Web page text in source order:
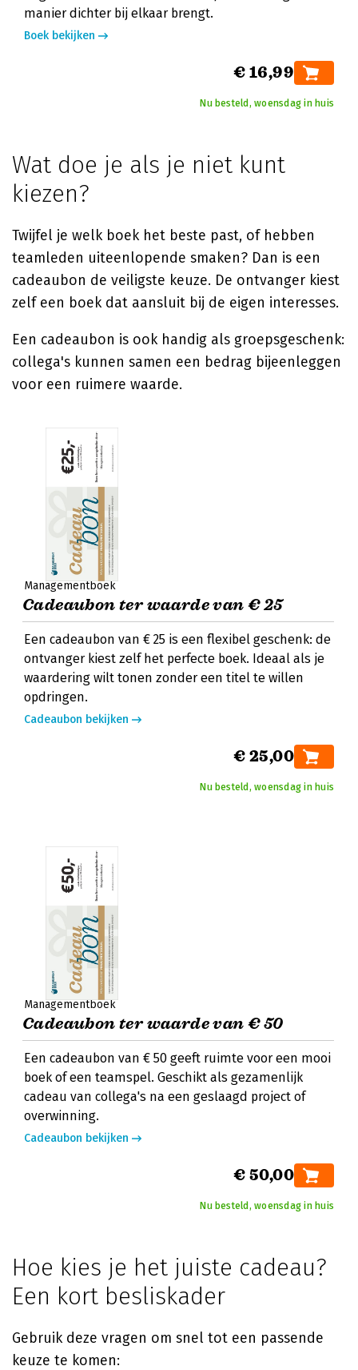
manier dichter bij elkaar brengt.
Boek bekijken
€ 16,99
Nu besteld, woensdag in huis
Wat doe je als je niet kunt
kiezen?
Twijfel je welk boek het beste past, of hebben
teamleden uiteenlopende smaken? Dan is een
cadeaubon de veiligste keuze. De ontvanger kiest
zelf een boek dat aansluit bij de eigen interesses.
Een cadeaubon is ook handig als groepsgeschenk:
collega's kunnen samen een bedrag bijeenleggen
voor een ruimere waarde.
Managementboek
Cadeaubon ter waarde van € 25
Een cadeaubon van € 25 is een flexibel geschenk: de
ontvanger kiest zelf het perfecte boek. Ideaal als je
waardering wilt tonen zonder een titel te willen
opdringen.
Cadeaubon bekijken
€ 25,00
Nu besteld, woensdag in huis
Managementboek
Cadeaubon ter waarde van € 50
Een cadeaubon van € 50 geeft ruimte voor een mooi
boek of een teamspel. Geschikt als gezamenlijk
cadeau van collega's na een geslaagd project of
overwinning.
Cadeaubon bekijken
€ 50,00
Nu besteld, woensdag in huis
Hoe kies je het juiste cadeau?
Een kort besliskader
Gebruik deze vragen om snel tot een passende
keuze te komen: